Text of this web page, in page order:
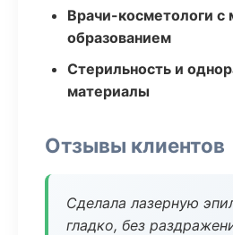
Врачи-косметологи
образованием
Стерильность и
материалы
Отзывы клиентов
Сделала лазерную
гладко, без